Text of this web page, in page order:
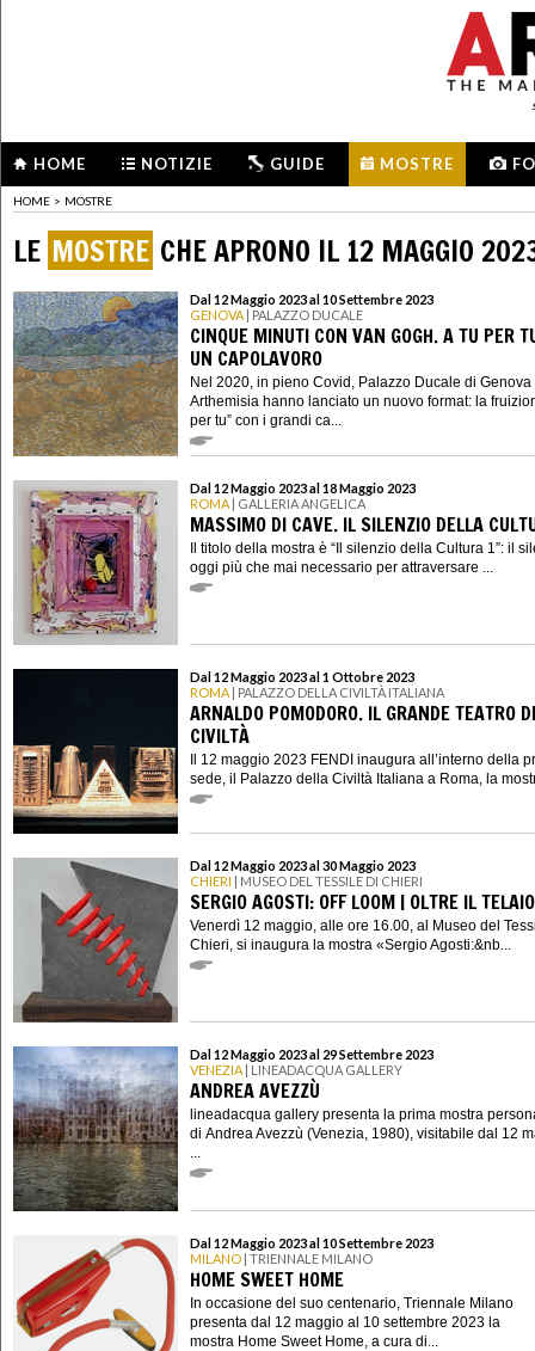
HOME NOTIZIE GUIDE MOSTRE
HOME > MOSTRE
LE MOSTRE CHE APRONO IL 12 MAGGIO
Dal 12 Maggio 2023 al 10 Settembre 2023
GENOVA | PALAZZO DUCALE
CINQUE MINUTI CON VAN GOGH. A TU PER
UN CAPOLAVORO
Nel 2020, in pieno Covid, Palazzo Ducale di Genova
Arthemisia hanno lanciato un nuovo format: la
per tu” con i grandi ca...
Dal 12 Maggio 2023 al 18 Maggio 2023
ROMA | GALLERIA ANGELICA
MASSIMO DI CAVE. IL SILENZIO DELLA
Il titolo della mostra è “Il silenzio della Cultura 1”: il
oggi più che mai necessario per attraversare ...
Dal 12 Maggio 2023 al 1 Ottobre 2023
ROMA | PALAZZO DELLA CIVILTÀ ITALIANA
ARNALDO POMODORO. IL GRANDE TEATRO
CIVILTÀ
Il 12 maggio 2023 FENDI inaugura all’interno della
sede, il Palazzo della Civiltà Italiana a Roma, la
Dal 12 Maggio 2023 al 30 Maggio 2023
CHIERI | MUSEO DEL TESSILE DI CHIERI
SERGIO AGOSTI: OFF LOOM | OLTRE IL TELAIO
Venerdì 12 maggio, alle ore 16.00, al Museo del
Chieri, si inaugura la mostra «Sergio Agosti:&nb...
Dal 12 Maggio 2023 al 29 Settembre 2023
VENEZIA | LINEADACQUA GALLERY
ANDREA AVEZZÙ
lineadacqua gallery presenta la prima mostra
di Andrea Avezzù (Venezia, 1980), visitabile dal 12
Dal 12 Maggio 2023 al 10 Settembre 2023
MILANO | TRIENNALE MILANO
HOME SWEET HOME
In occasione del suo centenario, Triennale Milano
presenta dal 12 maggio al 10 settembre 2023 la
mostra Home Sweet Home, a cura di...